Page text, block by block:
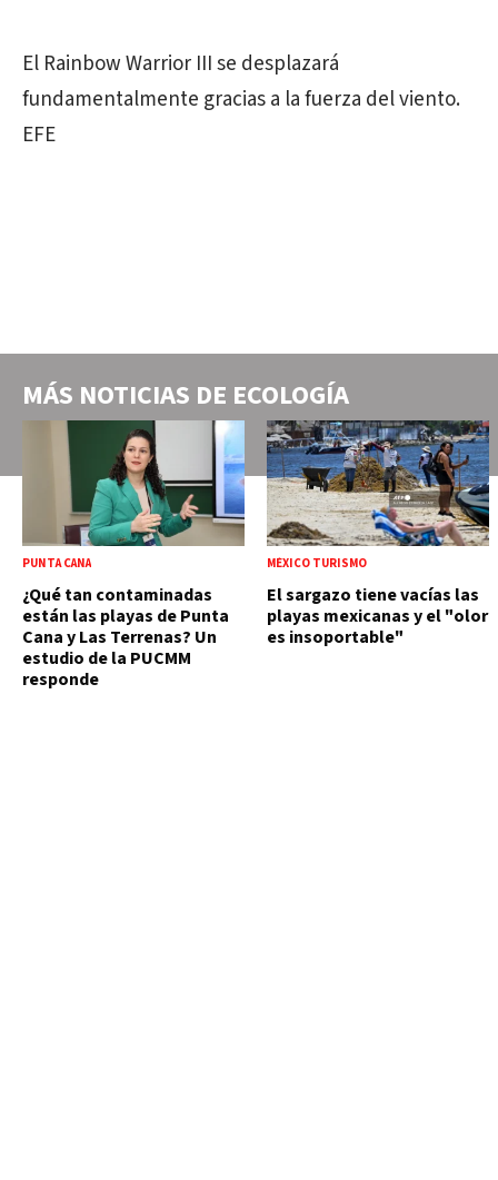
El Rainbow Warrior III se desplazará
fundamentalmente gracias a la fuerza del viento.
EFE
MÁS NOTICIAS DE ECOLOGÍA
PUNTA CANA
¿Qué tan contaminadas
están las playas de Punta
Cana y Las Terrenas? Un
estudio de la PUCMM
responde
MÉXICO TURISMO
El sargazo tiene vacías las
playas mexicanas y el "olor
es insoportable"